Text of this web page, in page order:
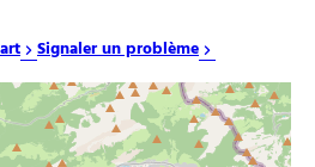
Signaler un problème